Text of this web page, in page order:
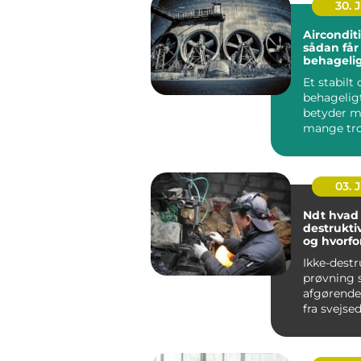
30.
sådan
Et stabilt
betyder
mange
03.
Ndt hvad er ikke-
og
Ikke-
prøvning
fra